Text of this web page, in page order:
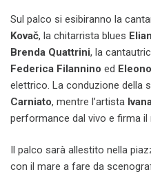
Sul palco si esibiranno la
Kovač, la chitarrista blues
Brenda Quattrini, la
Federica Filannino ed
elettrico. La conduzione della
Carniato, mentre l’artista
performance dal vivo e firma il
Il palco sarà allestito nella
con il mare a fare da